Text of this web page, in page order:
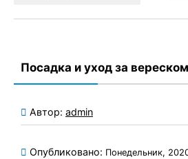
Посадка и уход за
Автор: admin
Опубликовано: Понедельник,